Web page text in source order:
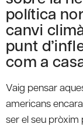
política
canvi
punt
com a
Vaig pensar
americans
ser el seu pròxim